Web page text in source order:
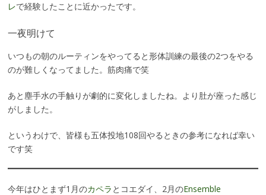
レで経験したことに近かったです。
一夜明けて
いつもの朝のルーティンをやってると形体訓練の最後の2つをやる
のが難しくなってました。筋肉痛で笑
あと塵手水の手触りが劇的に変化しましたね。より肚が座った感じ
がしました。
というわけで、皆様も五体投地108回やるときの参考になれば幸い
です笑
今年はひとまず1月のカペラ とコエダイ、2月のEnsemble